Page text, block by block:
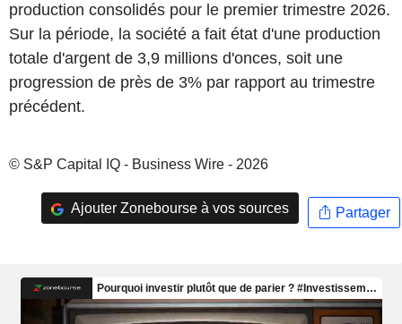
production consolidés pour le premier trimestre 2026.
Sur la période, la société a fait état d'une production
totale d'argent de 3,9 millions d'onces, soit une
progression de près de 3% par rapport au trimestre
précédent.
© S&P Capital IQ - Business Wire - 2026
Ajouter Zonebourse à vos sources Partager